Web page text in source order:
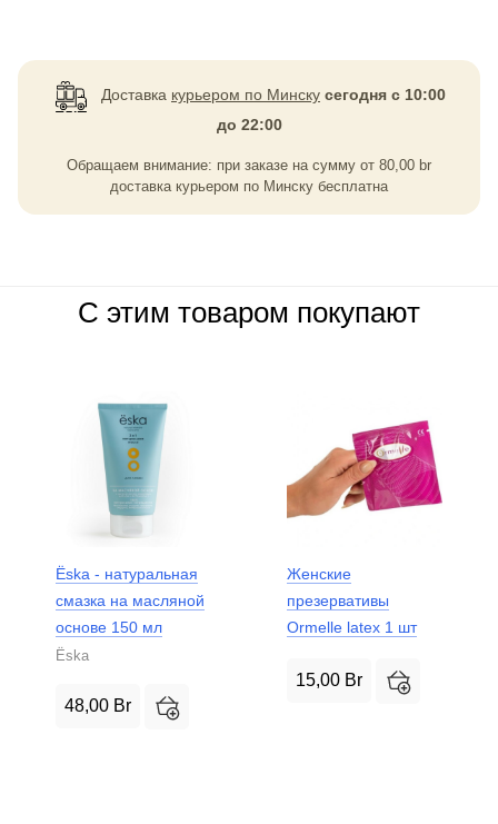
Доставка курьером по Минску сегодня с 10:00
до 22:00
Обращаем внимание: при заказе на сумму от 80,00 br
доставка курьером по Минску бесплатна
С этим товаром покупают
Ёska - натуральная
смазка на масляной
основе 150 мл
Ёska
48,00 Br
Женские
презервативы
Ormelle latex 1 шт
15,00 Br